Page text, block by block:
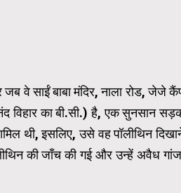
वे साईं बाबा मंदिर, नाला रोड, जेजे
विहार का बी.सी.) है, एक सुनसान
थी, इसलिए, उसे वह पॉलीथिन
की जाँच की गई और उन्हें अवैध